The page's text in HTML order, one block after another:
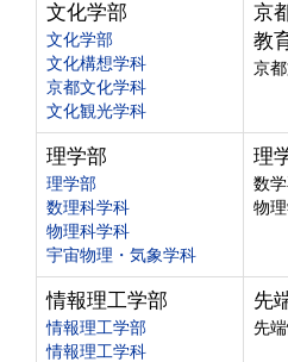
文化学部
文化学部
文化構想学科
京都文化学科
文化観光学科
京
教
京
理学部
理学部
数理科学科
物理科学科
宇宙物理・気象学科
理
数
物
情報理工学部
情報理工学部
情報理工学科
先
先